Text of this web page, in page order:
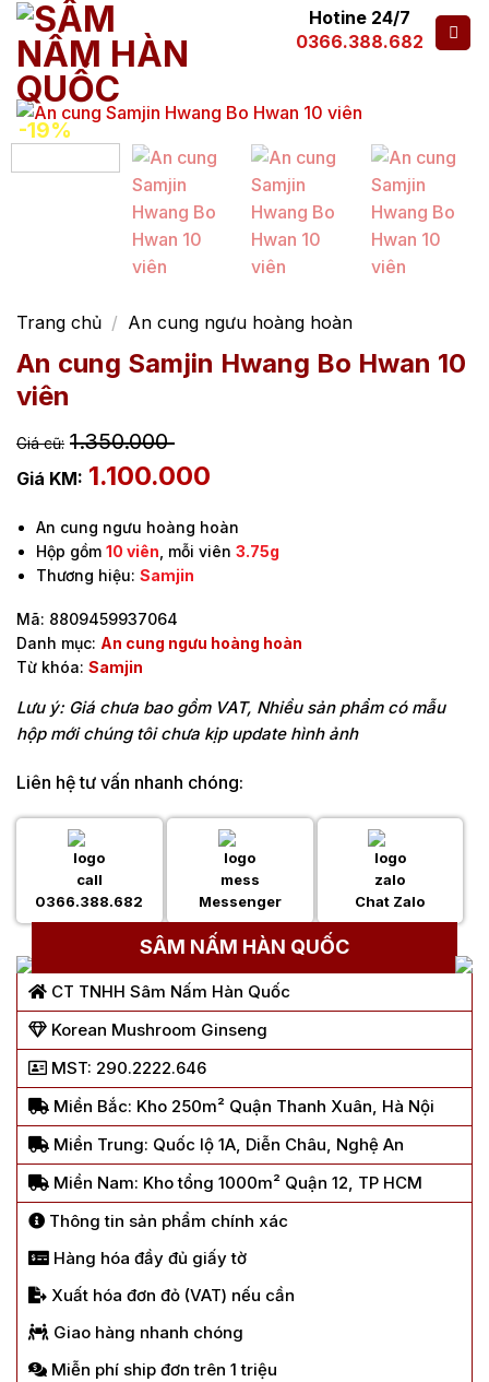
Hotine 24/7
0366.388.682
-19%
Trang chủ / An cung ngưu hoàng hoàn
An cung Samjin Hwang Bo Hwan 10
viên
1.350.000
1.100.000
An cung ngưu hoàng hoàn
Hộp gồm10 viên , mỗi viên3.75g
Thương hiệu:Samjin
Mã: 8809459937064
Danh mục: An cung ngưu hoàng hoàn
Từ khóa: Samjin
Lưu ý: Giá chưa bao gồm VAT, Nhiều sản phẩm có mẫu
hộp mới chúng tôi chưa kịp update hình ảnh
Liên hệ tư vấn nhanh chóng:
0366.388.682 Messenger Chat Zalo
SÂM NẤM HÀN QUỐC
CT TNHH Sâm Nấm Hàn Quốc
Korean Mushroom Ginseng
MST: 290.2222.646
Miền Bắc: Kho 250m² Quận Thanh Xuân, Hà Nội
Miền Trung: Quốc lộ 1A, Diễn Châu, Nghệ An
Miền Nam: Kho tổng 1000m² Quận 12, TP HCM
Thông tin sản phẩm chính xác
Hàng hóa đầy đủ giấy tờ
Xuất hóa đơn đỏ (VAT) nếu cần
Giao hàng nhanh chóng
Miễn phí ship đơn trên 1 triệu